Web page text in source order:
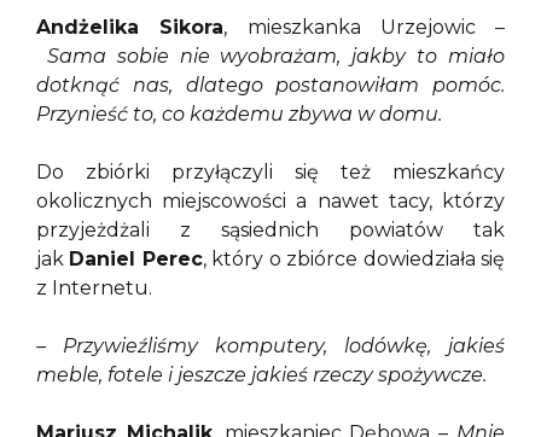
Andżelika Sikora, mieszkanka Urzejowic –
Sama sobie nie wyobrażam, jakby to miało
dotknąć nas, dlatego postanowiłam pomóc.
Przynieść to, co każdemu zbywa w domu.
Do zbiórki przyłączyli się też mieszkańcy
okolicznych miejscowości a nawet tacy, którzy
przyjeżdżali z sąsiednich powiatów tak
jak Daniel Perec, który o zbiórce dowiedziała się
z Internetu.
– Przywieźliśmy komputery, lodówkę, jakieś
meble, fotele i jeszcze jakieś rzeczy spożywcze.